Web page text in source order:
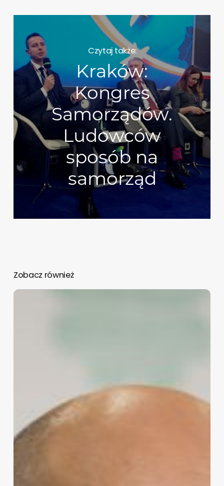
Czytaj także:
Kraków:
Kongres
Samorządów.
Ludowców
sposób na
samorząd
Zobacz również